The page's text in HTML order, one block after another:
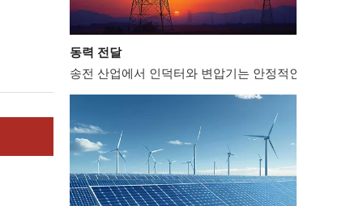
동력 전달
송전 산업에서 인덕터와 변압기는 안정적인 전력망